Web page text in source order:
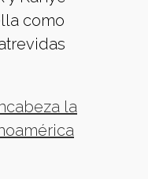
como
la